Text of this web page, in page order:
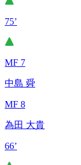
75’
MF 7
中島 舜
MF 8
為田 大貴
66’